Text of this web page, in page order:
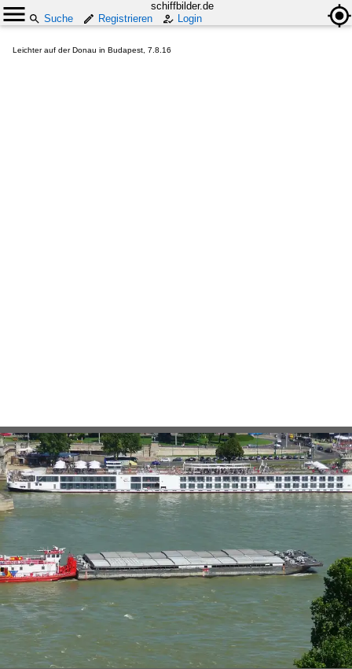
schiffbilder.de
Suche
Registrieren Login
Leichter auf der Donau in Budapest, 7.8.16